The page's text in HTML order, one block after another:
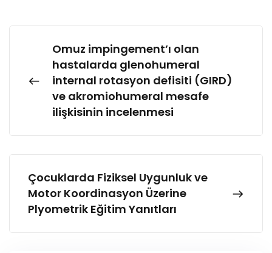
Omuz impingement’ı olan
hastalarda glenohumeral
internal rotasyon defisiti (GIRD)
ve akromiohumeral mesafe
ilişkisinin incelenmesi
Çocuklarda Fiziksel Uygunluk ve
Motor Koordinasyon Üzerine
Plyometrik Eğitim Yanıtları